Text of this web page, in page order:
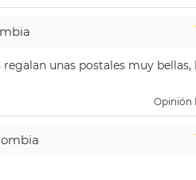
unas postales muy bellas,
Opinión